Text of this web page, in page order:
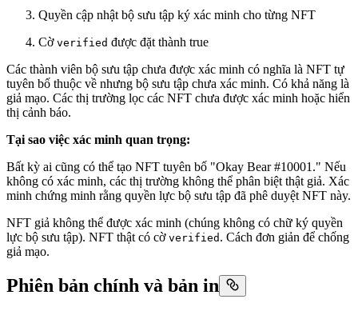
Quyền cập nhật bộ sưu tập ký xác minh cho từng NFT
Cờ verified được đặt thành true
Các thành viên bộ sưu tập chưa được xác minh có nghĩa là NFT tự
tuyên bố thuộc về nhưng bộ sưu tập chưa xác minh. Có khả năng là
giả mạo. Các thị trường lọc các NFT chưa được xác minh hoặc hiển
thị cảnh báo.
Tại sao việc xác minh quan trọng:
Bất kỳ ai cũng có thể tạo NFT tuyên bố "Okay Bear #10001." Nếu
không có xác minh, các thị trường không thể phân biệt thật giả. Xác
minh chứng minh rằng quyền lực bộ sưu tập đã phê duyệt NFT này.
NFT giả không thể được xác minh (chúng không có chữ ký quyền
lực bộ sưu tập). NFT thật có cờ verified . Cách đơn giản để chống
giả mạo.
Phiên bản chính và bản in